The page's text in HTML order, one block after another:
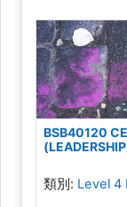
BSB40120
類別: Level 4